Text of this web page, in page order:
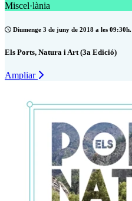
Miscel·lània
Diumenge 3 de juny de 2018 a les 09:30h.
Els Ports, Natura i Art (3a Edició)
Ampliar